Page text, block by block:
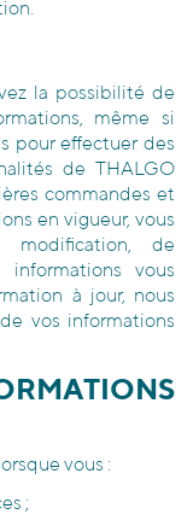
la possibilité de
même si
pour effectuer des
de THALGO
commandes et
en vigueur, vous
modification, de
vous
à jour, nous
vos informations
vous :
;